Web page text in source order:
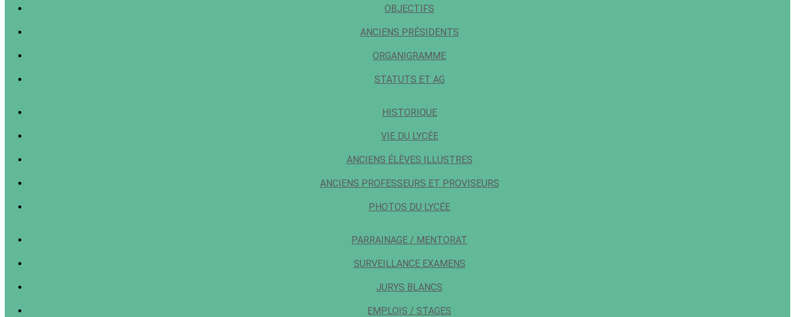
OBJECTIFS
ANCIENS PRÉSIDENTS
ORGANIGRAMME
STATUTS ET AG
HISTORIQUE
VIE DU LYCÉE
ANCIENS ÉLÈVES ILLUSTRES
ANCIENS PROFESSEURS ET PROVISEURS
PHOTOS DU LYCÉE
PARRAINAGE / MENTORAT
SURVEILLANCE EXAMENS
JURYS BLANCS
EMPLOIS / STAGES